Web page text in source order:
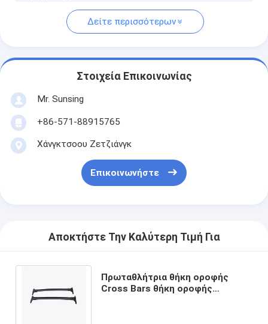
Δείτε περισσότερων
Στοιχεία Επικοινωνίας
Mr. Sunsing
+86-571-88915765
Χάνγκτσοου Ζετζιάνγκ
Επικοινωνήστε
Αποκτήστε Την Καλύτερη Τιμή Για
Πρωταθλήτρια θήκη οροφής
Cross Bars θήκη οροφής